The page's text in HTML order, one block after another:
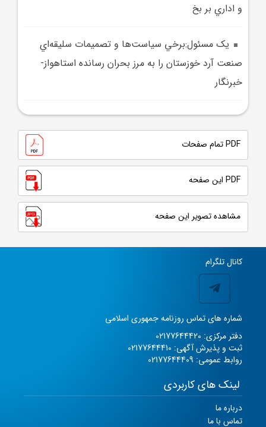
و اداري بر بخ
يک مسئول:برخي سياست‌ها و تصميمات سليقه‌اي
صنعت آرد خوزستان را به مرز بحران رسانده استاهواز-
خبرنگار
PDF تمام صفحات
PDF این صفحه
مشاهده تصویر این صفحه
کانال تلگرام
شماره های تماس روزنامه جمهوری اسلامی
دفتر مرکزی: 02177644420
ثبت و پذیرش آگهی: 02177644410
روابط عمومی: 02177644409
لینک های کاربردی
درباره ما
تماس با ما